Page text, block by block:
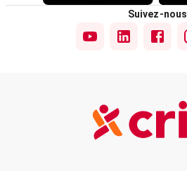
Suivez-nous